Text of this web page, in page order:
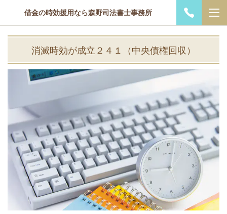
借金の時効援用なら森野司法書士事務所
消滅時効が成立２４１（中央債権回収）